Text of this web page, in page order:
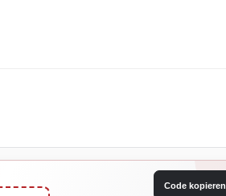
Code kopieren